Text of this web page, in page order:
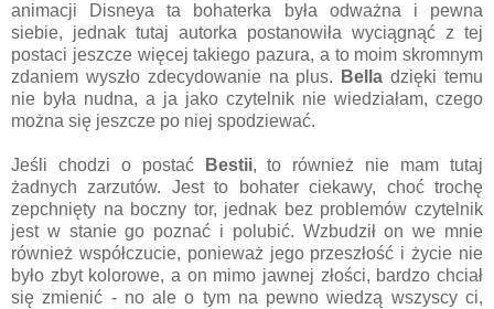
animacji Disneya ta bohaterka była odważna i pewna
siebie, jednak tutaj autorka postanowiła wyciągnąć z tej
postaci jeszcze więcej takiego pazura, a to moim skromnym
zdaniem wyszło zdecydowanie na plus.
Belladzięki temu
nie była nudna, a ja jako czytelnik nie wiedziałam, czego
można się jeszcze po niej spodziewać.
Jeśli chodzi o postać Bestii, to również nie mam tutaj
żadnych zarzutów. Jest to bohater ciekawy, choć trochę
zepchnięty na boczny tor, jednak bez problemów czytelnik
jest w stanie go poznać i polubić. Wzbudził on we mnie
również współczucie, ponieważ jego przeszłość i życie nie
było zbyt kolorowe, a on mimo jawnej złości, bardzo chciał
się zmienić - no ale o tym na pewno wiedzą wszyscy ci,